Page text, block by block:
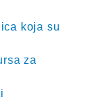
koja su
za